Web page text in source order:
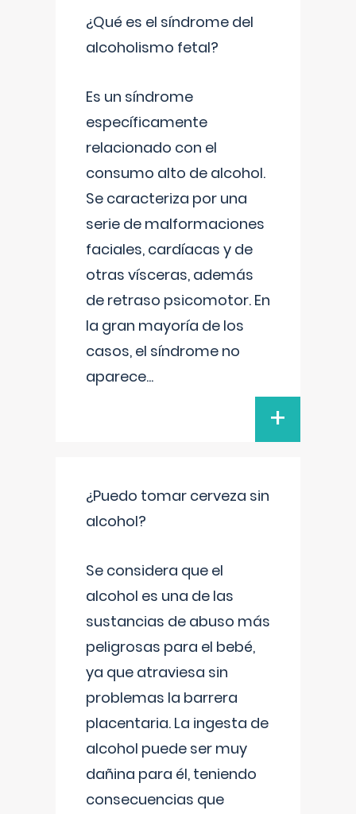
¿Qué es el síndrome del
alcoholismo fetal?
Es un síndrome
específicamente
relacionado con el
consumo alto de alcohol.
Se caracteriza por una
serie de malformaciones
faciales, cardíacas y de
otras vísceras, además
de retraso psicomotor. En
la gran mayoría de los
casos, el síndrome no
aparece...
+
¿Puedo tomar cerveza sin
alcohol?
Se considera que el
alcohol es una de las
sustancias de abuso más
peligrosas para el bebé,
ya que atraviesa sin
problemas la barrera
placentaria. La ingesta de
alcohol puede ser muy
dañina para él, teniendo
consecuencias que